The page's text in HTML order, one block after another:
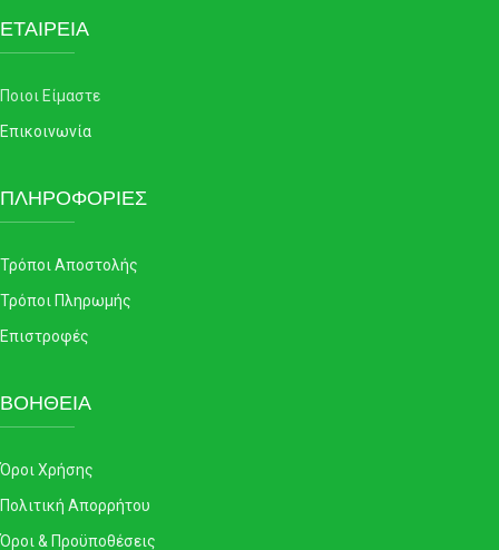
ΕΤΑΙΡΕΙΑ
Ποιοι Είμαστε
Επικοινωνία
ΠΛΗΡΟΦΟΡΙΕΣ
Τρόποι Αποστολής
Τρόποι Πληρωμής
Επιστροφές
ΒΟΗΘΕΙΑ
Όροι Χρήσης
Πολιτική Απορρήτου
Όροι & Προϋποθέσεις